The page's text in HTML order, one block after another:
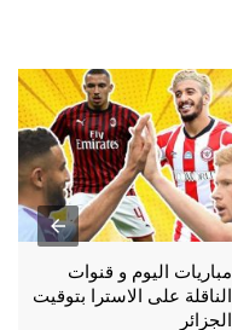
مباريات اليوم و قنوات
الناقلة على الاسترا بتوقيت
الجزائر